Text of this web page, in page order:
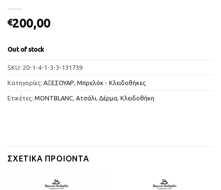
€200,00
Out of stock
SKU: 20-1-4-1-3-3-131739
Κατηγορίες: ΑΞΕΣΟΥΑΡ Μπρελόκ - Κλειδοθήκες
Ετικέτες: MONTBLANC Ατσάλι Δέρμα Κλειδοθήκη
ΣΧΕΤΙΚΆ ΠΡΟΙΌΝΤΑ